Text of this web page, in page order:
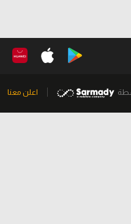
اعلن معنا